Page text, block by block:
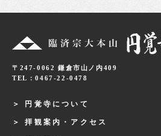
〒247-0062 鎌倉市山ノ内409
TEL：0467-22-0478
円覚寺について
拝観案内・アクセス